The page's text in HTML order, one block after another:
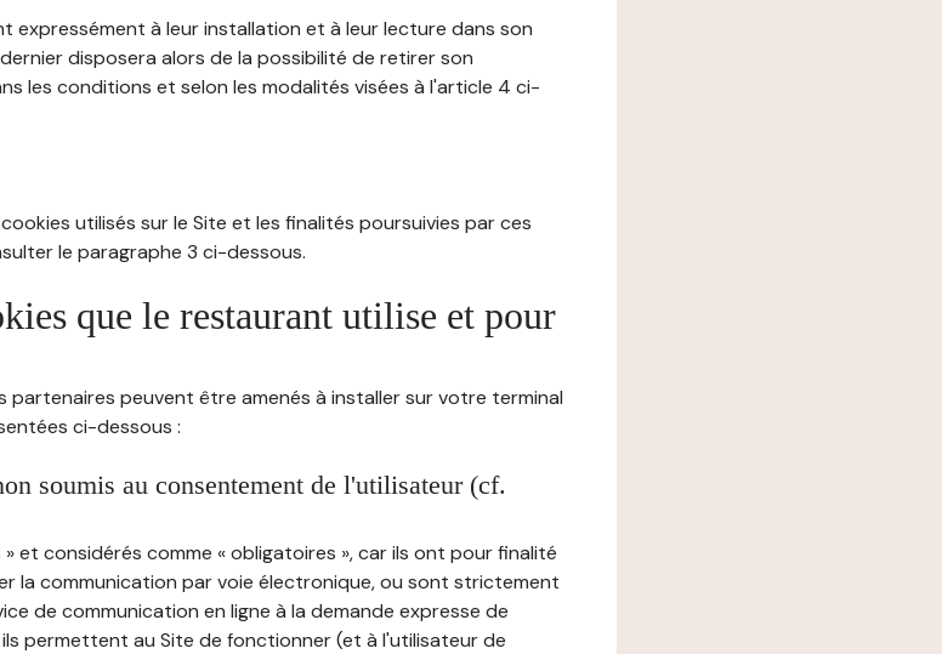
expressément à leur installation et à leur lecture dans son
disposera alors de la possibilité de retirer son
les conditions et selon les modalités visées à l'article 4 ci-
utilisés sur le Site et les finalités poursuivies par ces
le paragraphe 3 ci-dessous.
que le restaurant utilise et pour
partenaires peuvent être amenés à installer sur votre terminal
ci-dessous :
soumis au consentement de l'utilisateur (cf.
et considérés comme « obligatoires », car ils ont pour finalité
la communication par voie électronique, ou sont strictement
de communication en ligne à la demande expresse de
ils permettent au Site de fonctionner (et à l'utilisateur de